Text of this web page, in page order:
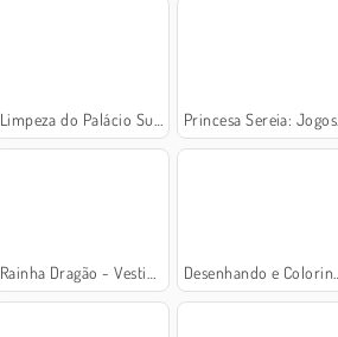
Limpeza do Palácio Sujo Princesa Sereia: Jogos Submarinos
Rainha Dragão - Vestido de Casamento Desenhando e Colorindo